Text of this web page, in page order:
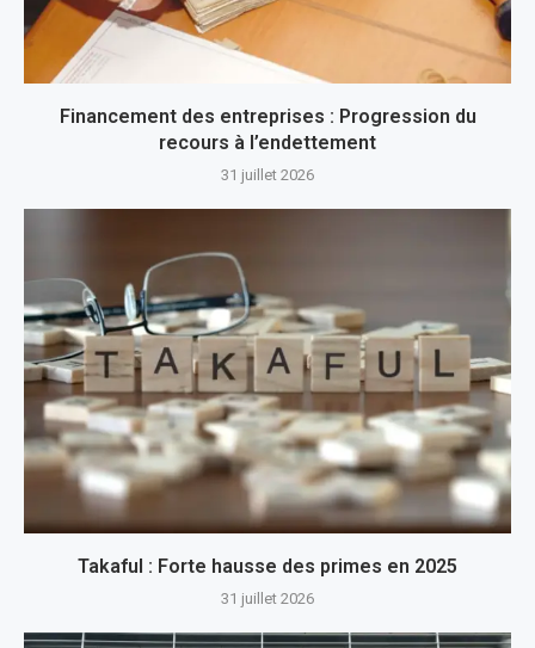
Financement des entreprises : Progression du
recours à l’endettement
31 juillet 2026
Takaful : Forte hausse des primes en 2025
31 juillet 2026